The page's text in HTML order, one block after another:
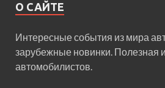
О САЙТЕ
Интересные события из мира
зарубежные новинки. Полезная
автомобилистов.